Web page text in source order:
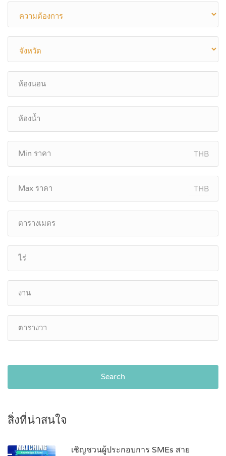
THB
THB
Search
สิ่งที่น่าสนใจ
เชิญชวนผู้ประกอบการ SMEs สาย